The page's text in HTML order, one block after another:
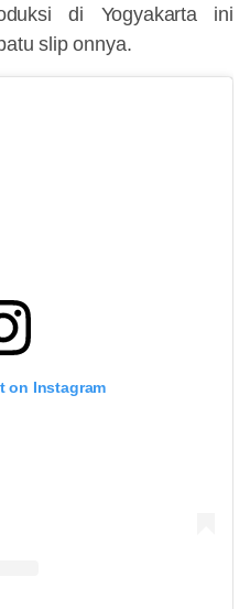
di Yogyakarta ini
slip onnya.
on Instagram